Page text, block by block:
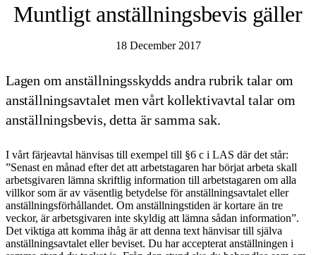
Muntligt anställningsbevis gäller
18 December 2017
Lagen om anställningsskydds andra rubrik talar om
anställningsavtalet men vårt kollektivavtal talar om
anställningsbevis, detta är samma sak.
I vårt färjeavtal hänvisas till exempel till §6 c i LAS där det står:
”Senast en månad efter det att arbetstagaren har börjat arbeta skall
arbetsgivaren lämna skriftlig information till arbetstagaren om alla
villkor som är av väsentlig betydelse för anställningsavtalet eller
anställningsförhållandet. Om anställningstiden är kortare än tre
veckor, är arbetsgivaren inte skyldig att lämna sådan information”.
Det viktiga att komma ihåg är att denna text hänvisar till själva
anställningsavtalet eller beviset. Du har accepterat anställningen i